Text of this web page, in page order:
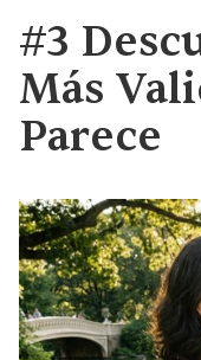
#3
Más
Parece